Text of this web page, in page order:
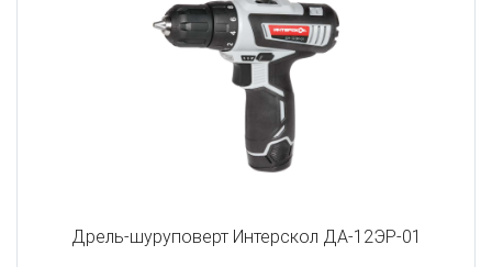
Дрель-шуруповерт Интерскол ДА-12ЭР-01